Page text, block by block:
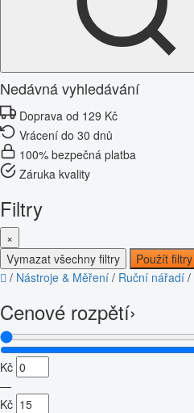
Nedávná vyhledávání
Doprava od 129 Kč
Vrácení do 30 dnů
100% bezpečná platba
Záruka kvality
Filtry
×
Vymazat všechny filtry
Použít filtry
/ Nástroje & Měření / Ruční nářadí /
Cenové rozpětí›
Kč
—
Kč